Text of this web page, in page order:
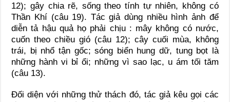
12); gây chia rẽ, sống theo tính tự nhiên, không có
Thần Khí (câu 19). Tác giả dùng nhiều hình ảnh để
diễn tả hậu quả họ phải chịu : mây không có nước,
cuốn theo chiều gió (câu 12); cây cuối mùa, không
trái, bị nhổ tận gốc; sóng biển hung dữ, tung bọt là
những hành vi bỉ ổi; những vì sao lạc, u ám tối tăm
(câu 13).
Đối diện với những thử thách đó, tác giả kêu gọi các